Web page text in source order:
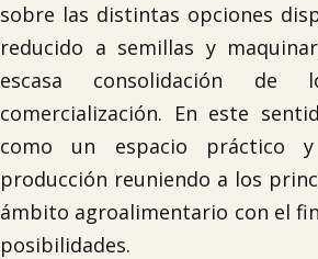
sobre las distintas opciones
reducido a semillas y
escasa consolidación de
comercialización. En este
como un espacio práctico
producción reuniendo a los
ámbito agroalimentario con el
posibilidades.